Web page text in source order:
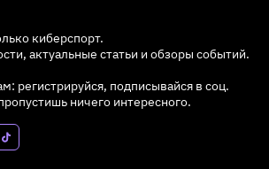
киберспорт.
актуальные статьи и обзоры событий.
регистрируйся, подписывайся в соц.
ничего интересного.